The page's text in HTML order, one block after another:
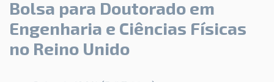
Bolsa para Doutorado em
Engenharia e Ciências Físicas
no Reino Unido